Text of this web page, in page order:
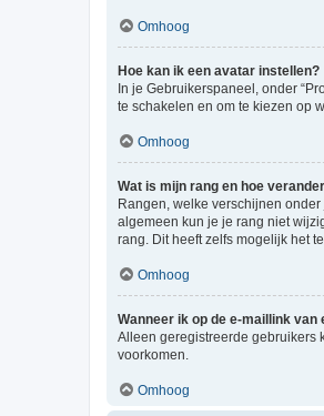
Omhoog
Hoe kan ik een avatar instellen?
In je Gebruikerspaneel, onder
te schakelen en om te kiezen op
Omhoog
Wat is mijn rang en hoe
Rangen, welke verschijnen
algemeen kun je je rang niet
rang. Dit heeft zelfs mogelijk het
Omhoog
Wanneer ik op de e-maillink
Alleen geregistreerde gebruikers
voorkomen.
Omhoog